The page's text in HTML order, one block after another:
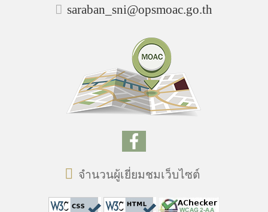
saraban_sni@opsmoac.go.th
จำนวนผู้เยี่ยมชมเว็บไซต์